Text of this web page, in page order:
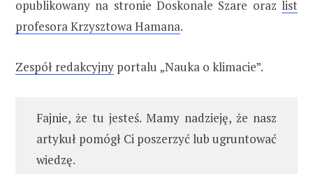
opublikowany na stronie Doskonale Szare oraz list
profesora Krzysztowa Hamana.
Zespół redakcyjny portalu „Nauka o klimacie”.
Fajnie, że tu jesteś. Mamy nadzieję, że nasz
artykuł pomógł Ci poszerzyć lub ugruntować
wiedzę.